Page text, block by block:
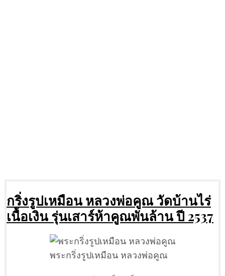
กริ่งรูปเหมือน หลวงพ่อคูณ วัดบ้านไร่
เนื้อเงิน รุ่นเสาร์ห้าคูณพันล้าน ปี 2537
พระกริ่งรูปเหมือน หลวงพ่อคูณ